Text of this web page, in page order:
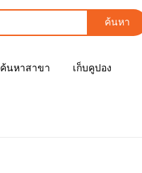
ค้นหา
ค้นหาสาขา เก็บคูปอง